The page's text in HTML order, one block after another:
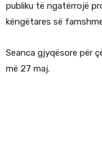
publiku të ngatërrojë
këngëtares së
Seanca gjyqësore për
më 27 maj.